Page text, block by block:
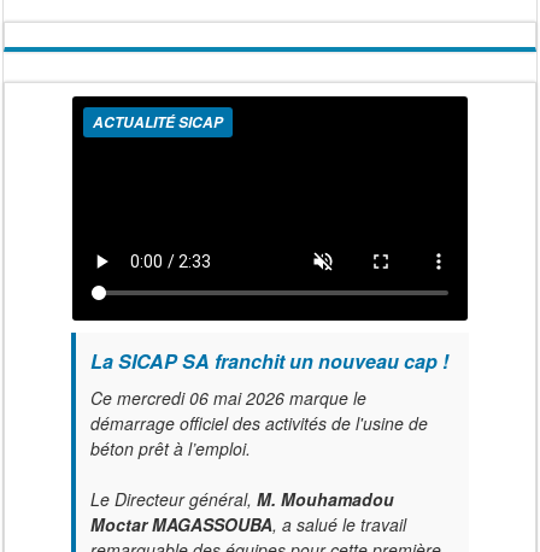
ACTUALITÉ SICAP
La SICAP SA franchit un nouveau cap !
Ce mercredi 06 mai 2026 marque le
démarrage officiel des activités de l'usine de
béton prêt à l’emploi.
Le Directeur général, M. Mouhamadou
Moctar MAGASSOUBA, a salué le travail